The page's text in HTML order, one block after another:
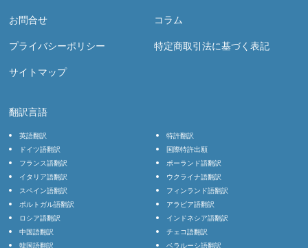
お問合せ コラム
プライバシーポリシー 特定商取引法に基づく表記
サイトマップ
翻訳言語
英語翻訳
ドイツ語翻訳
フランス語翻訳
イタリア語翻訳
スペイン語翻訳
ポルトガル語翻訳
ロシア語翻訳
中国語翻訳
韓国語翻訳
特許翻訳
国際特許出願
ポーランド語翻訳
ウクライナ語翻訳
フィンランド語翻訳
アラビア語翻訳
インドネシア語翻訳
チェコ語翻訳
ベラルーシ語翻訳